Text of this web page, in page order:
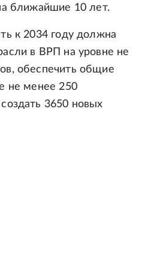
ближайшие 10 лет.
к 2034 году должна
в ВРП на уровне не
обеспечить общие
не менее 250
3650 новых